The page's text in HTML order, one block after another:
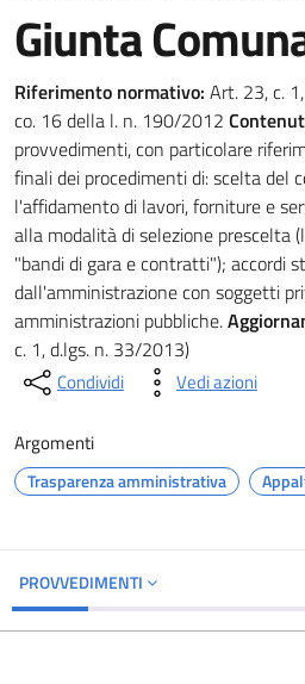
Giunta
Riferimento normativo: Art. 23, c.
co. 16 della l. n. 190/2012
provvedimenti, con particolare
finali dei procedimenti di: scelta del
l'affidamento di lavori, forniture e
alla modalità di selezione prescelta
"bandi di gara e contratti"); accordi
dall'amministrazione con soggetti
amministrazioni pubbliche.
c. 1, d.lgs. n. 33/2013)
Condividi Vedi azioni
Argomenti
Trasparenza amministrativa
PROVVEDIMENTI